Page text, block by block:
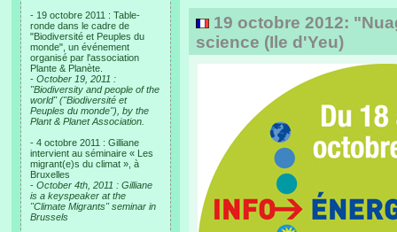
- 19 octobre 2011 : Table-
ronde dans le cadre de
"Biodiversité et Peuples du
monde", un événement
organisé par l'association
Plante & Planète.
- October 19, 2011 :
"Biodiversity and people of the
world" ("Biodiversité et
Peuples du monde"), by the
Plant & Planet Association.
- 4 octobre 2011 : Gilliane
intervient au séminaire « Les
migrant(e)s du climat », à
Bruxelles
- October 4th, 2011 : Gilliane
is a keyspeaker at the
"Climate Migrants" seminar in
Brussels
19 octobre 2012:
science (Ile d'Yeu)